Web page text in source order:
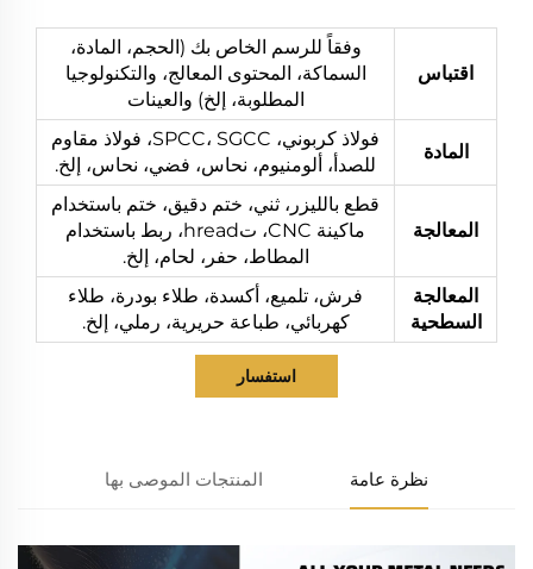
اقتباس
وفقاً للرسم الخاص بك (الحجم، المادة،
السماكة، المحتوى المعالج، والتكنولوجيا
المطلوبة، إلخ) والعينات
المادة
فولاذ كربوني، SPCC، SGCC، فولاذ مقاوم
للصدأ، ألومنيوم، نحاس، فضي، نحاس، إلخ.
المعالجة
قطع بالليزر، ثني، ختم دقيق، ختم باستخدام
ماكينة CNC، تhread، ربط باستخدام
المطاط، حفر، لحام، إلخ.
المعالجة
السطحية
فرش، تلميع، أكسدة، طلاء بودرة، طلاء
كهربائي، طباعة حريرية، رملي، إلخ.
استفسار
نظرة عامة المنتجات الموصى بها